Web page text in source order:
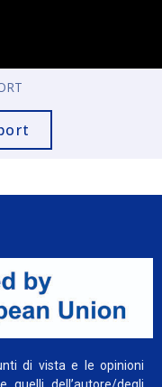
di vista e le opinioni